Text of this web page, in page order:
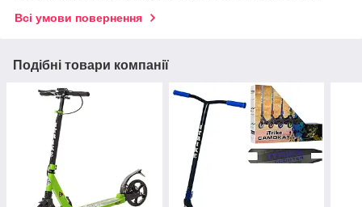
Всі умови повернення
Подібні товари компанії